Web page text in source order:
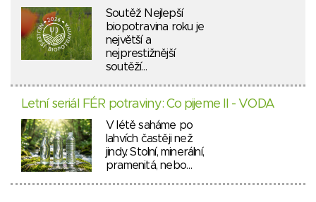
Soutěž Nejlepší
biopotravina roku je
největší a
nejprestižnější
soutěží…
Letní seriál FÉR potraviny: Co pijeme II - VODA
V létě saháme po
lahvích častěji než
jindy. Stolní, minerální,
pramenitá, nebo…